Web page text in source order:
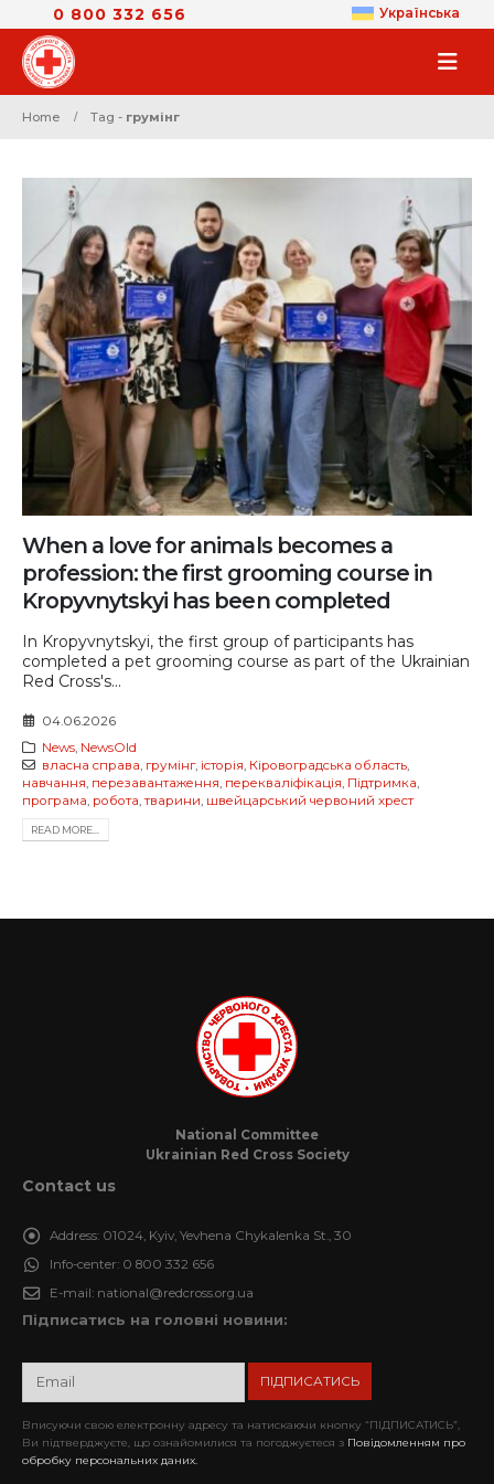
0 800 332 656 Українська
Home Tag - грумінг
When a love for animals becomes a
profession: the first grooming course in
Kropyvnytskyi has been completed
In Kropyvnytskyi, the first group of participants has
completed a pet grooming course as part of the Ukrainian
Red Cross's...
04.06.2026
News, NewsOld
власна справа грумінг, історія Кіровоградська область,
навчання перезавантаження перекваліфікація Підтримка
програма робота ,тварини швейцарський червоний хрест
READ MORE...
National Committee
Ukrainian Red Cross Society
Contact us
Address: 01024, Kyiv, Yevhena Chykalenka St., 30
Info-center: 0 800 332 656
E-mail: national@redcross.org.ua
Підписатись на головні новини:
Вписуючи свою електронну адресу та натискаючи кнопку “ПІДПИСАТИСЬ”,
Ви підтверджуєте, що ознайомилися та погоджуєтеся з Повідомленням про
обробку персональних даних.